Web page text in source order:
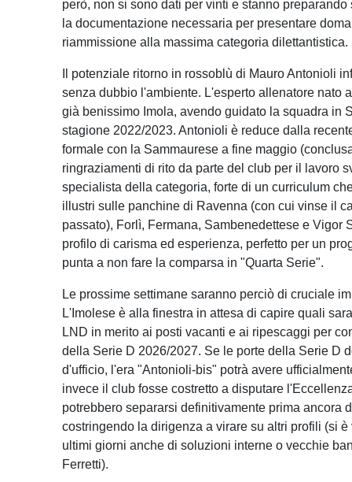
però, non si sono dati per vinti e stanno
la documentazione necessaria per presentare
riammissione alla massima categoria dilettantistica.
Il potenziale ritorno in rossoblù di Mauro Antonioli
senza dubbio l'ambiente. L'esperto allenatore nato
già benissimo Imola, avendo guidato la squadra in
stagione 2022/2023. Antonioli è reduce dalla
formale con la Sammaurese a fine maggio
ringraziamenti di rito da parte del club per il lavoro
specialista della categoria, forte di un curriculum
illustri sulle panchine di Ravenna (con cui vinse il
passato), Forlì, Fermana, Sambenedettese e Vigor
profilo di carisma ed esperienza, perfetto per un
punta a non fare la comparsa in "Quarta Serie".
Le prossime settimane saranno perciò di cruciale
L'Imolese è alla finestra in attesa di capire quali
LND in merito ai posti vacanti e ai ripescaggi per
della Serie D 2026/2027. Se le porte della Serie D
d'ufficio, l'era "Antonioli-bis" potrà avere
invece il club fosse costretto a disputare
potrebbero separarsi definitivamente prima ancora
costringendo la dirigenza a virare su altri profili (si è
ultimi giorni anche di soluzioni interne o vecchie
Ferretti).